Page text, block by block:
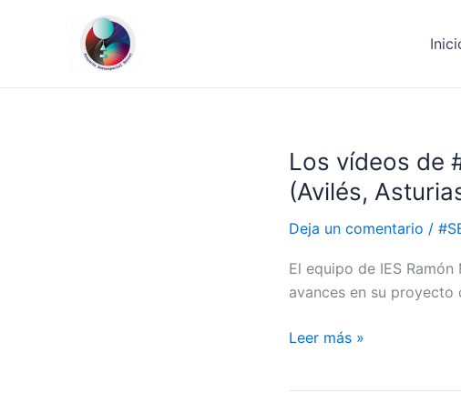
Los vídeos de
(Avilés,
Deja un comentario /
El equipo de IES
avances en su
Los
vídeos
de
#ServetX:
Ramón
Menéndez
(Avilés,
Leer más »